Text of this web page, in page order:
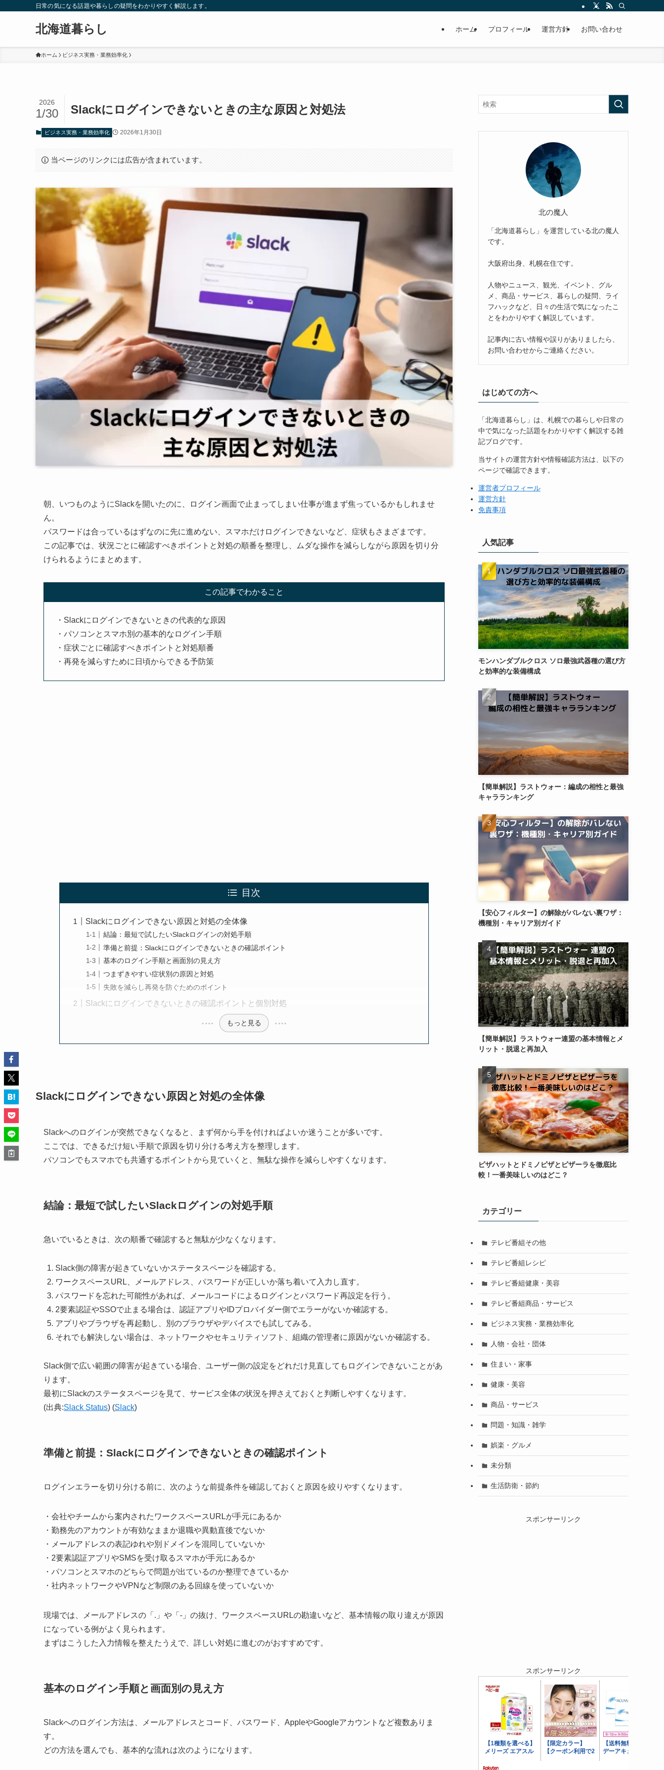
日常の気になる話題や暮らしの疑問をわかりやすく解説します。
北海道暮らし ホーム プロフィール 運営方針 お問い合わせ
ホーム ビジネス実務・業務効率化
Slackにログインできないときの主な原因と対処法
2026
1/30
ビジネス実務・業務効率化 2026年1月30日
当ページのリンクには広告が含まれています。
朝、いつものようにSlackを開いたのに、ログイン画面で止まってしまい仕事が進まず焦っているかもしれませ
ん。
パスワードは合っているはずなのに先に進めない、スマホだけログインできないなど、症状もさまざまです。
この記事では、状況ごとに確認すべきポイントと対処の順番を整理し、ムダな操作を減らしながら原因を切り分
けられるようにまとめます。
この記事でわかること
・Slackにログインできないときの代表的な原因
・パソコンとスマホ別の基本的なログイン手順
・症状ごとに確認すべきポイントと対処順番
・再発を減らすために日頃からできる予防策
目次
Slackにログインできない原因と対処の全体像
結論：最短で試したいSlackログインの対処手順
準備と前提：Slackにログインできないときの確認ポイント
基本のログイン手順と画面別の見え方
つまずきやすい症状別の原因と対処
失敗を減らし再発を防ぐためのポイント
Slackにログインできないときの確認ポイントと個別対処
もっと見る
Slackにログインできない原因と対処の全体像
Slackへのログインが突然できなくなると、まず何から手を付ければよいか迷うことが多いです。
ここでは、できるだけ短い手順で原因を切り分ける考え方を整理します。
パソコンでもスマホでも共通するポイントから見ていくと、無駄な操作を減らしやすくなります。
結論：最短で試したいSlackログインの対処手順
急いでいるときは、次の順番で確認すると無駄が少なくなります。
Slack側の障害が起きていないかステータスページを確認する。
ワークスペースURL、メールアドレス、パスワードが正しいか落ち着いて入力し直す。
パスワードを忘れた可能性があれば、メールコードによるログインとパスワード再設定を行う。
2要素認証やSSOで止まる場合は、認証アプリやIDプロバイダー側でエラーがないか確認する。
アプリやブラウザを再起動し、別のブラウザやデバイスでも試してみる。
それでも解決しない場合は、ネットワークやセキュリティソフト、組織の管理者に原因がないか確認する。
Slack側で広い範囲の障害が起きている場合、ユーザー側の設定をどれだけ見直してもログインできないことがあ
ります。
最初にSlackのステータスページを見て、サービス全体の状況を押さえておくと判断しやすくなります。
(出典:Slack Status) (Slack)
準備と前提：Slackにログインできないときの確認ポイント
ログインエラーを切り分ける前に、次のような前提条件を確認しておくと原因を絞りやすくなります。
・会社やチームから案内されたワークスペースURLが手元にあるか
・勤務先のアカウントが有効なままか退職や異動直後でないか
・メールアドレスの表記ゆれや別ドメインを混同していないか
・2要素認証アプリやSMSを受け取るスマホが手元にあるか
・パソコンとスマホのどちらで問題が出ているのか整理できているか
・社内ネットワークやVPNなど制限のある回線を使っていないか
現場では、メールアドレスの「.」や「-」の抜け、ワークスペースURLの勘違いなど、基本情報の取り違えが原因
になっている例がよく見られます。
まずはこうした入力情報を整えたうえで、詳しい対処に進むのがおすすめです。
基本のログイン手順と画面別の見え方
Slackへのログイン方法は、メールアドレスとコード、パスワード、AppleやGoogleアカウントなど複数ありま
す。
どの方法を選んでも、基本的な流れは次のようになります。
北の魔人
「北海道暮らし」を運営している北の魔人
です。
大阪府出身、札幌在住です。
人物やニュース、観光、イベント、グル
メ、商品・サービス、暮らしの疑問、ライ
フハックなど、日々の生活で気になったこ
とをわかりやすく解説しています。
記事内に古い情報や誤りがありましたら、
お問い合わせからご連絡ください。
はじめての方へ
「北海道暮らし」は、札幌での暮らしや日常の
中で気になった話題をわかりやすく解説する雑
記ブログです。
当サイトの運営方針や情報確認方法は、以下の
ページで確認できます。
運営者プロフィール
運営方針
免責事項
人気記事
モンハンダブルクロス ソロ最強武器種の選び方
と効率的な装備構成
【簡単解説】ラストウォー：編成の相性と最強
キャラランキング
【安心フィルター】の解除がバレない裏ワザ：
機種別・キャリア別ガイド
【簡単解説】ラストウォー連盟の基本情報とメ
リット・脱退と再加入
ピザハットとドミノピザとピザーラを徹底比
較！一番美味しいのはどこ？
カテゴリー
テレビ番組その他
テレビ番組レシピ
テレビ番組健康・美容
テレビ番組商品・サービス
ビジネス実務・業務効率化
人物・会社・団体
住まい・家事
健康・美容
商品・サービス
問題・知識・雑学
娯楽・グルメ
未分類
生活防衛・節約
スポンサーリンク
スポンサーリンク